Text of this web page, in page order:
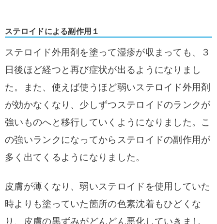
ステロイドによる副作用１
ステロイド外用剤を塗って湿疹が収まっても、３
日後ほど経つと再び症状が出るようになりまし
た。また、使えば使うほど弱いステロイド外用剤
が効かなくなり、少しずつステロイドのランクが
強いものへと移行していくようになりました。 こ
の強いランクになってからステロイドの副作用が
多く出てくるようになりました。
皮膚が薄くなり、弱いステロイドを使用していた
時よりも塗っていた箇所の色素沈着もひどくな
り、皮膚の黒ずみがどんどん悪化していきまし